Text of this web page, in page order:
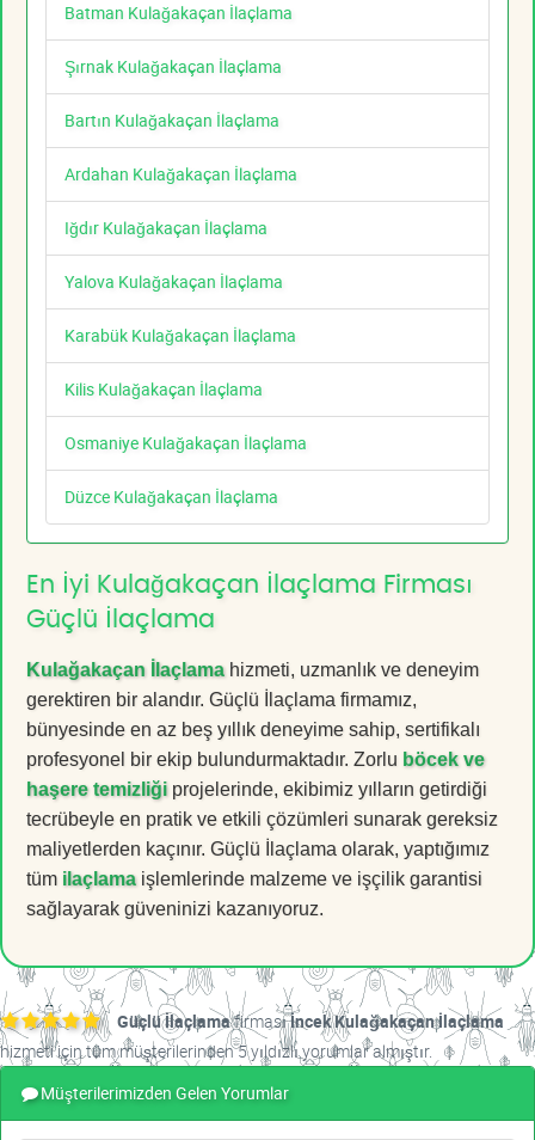
Batman Kulağakaçan İlaçlama
Şırnak Kulağakaçan İlaçlama
Bartın Kulağakaçan İlaçlama
Ardahan Kulağakaçan İlaçlama
Iğdır Kulağakaçan İlaçlama
Yalova Kulağakaçan İlaçlama
Karabük Kulağakaçan İlaçlama
Kilis Kulağakaçan İlaçlama
Osmaniye Kulağakaçan İlaçlama
Düzce Kulağakaçan İlaçlama
En İyi Kulağakaçan İlaçlama Firması
Güçlü İlaçlama
Kulağakaçan İlaçlamahizmeti, uzmanlık ve deneyim
gerektiren bir alandır. Güçlü İlaçlama firmamız,
bünyesinde en az beş yıllık deneyime sahip, sertifikalı
profesyonel bir ekip bulundurmaktadır. Zorlu böcek ve
haşere temizliği projelerinde, ekibimiz yılların getirdiği
tecrübeyle en pratik ve etkili çözümleri sunarak gereksiz
maliyetlerden kaçınır. Güçlü İlaçlama olarak, yaptığımız
tüm ilaçlamaişlemlerinde malzeme ve işçilik garantisi
sağlayarak güveninizi kazanıyoruz.
Güçlü İlaçlamafirmasıİncek Kulağakaçan İlaçlama
hizmeti için tüm müşterilerinden 5 yıldızlı yorumlar almıştır.
Müşterilerimizden Gelen Yorumlar